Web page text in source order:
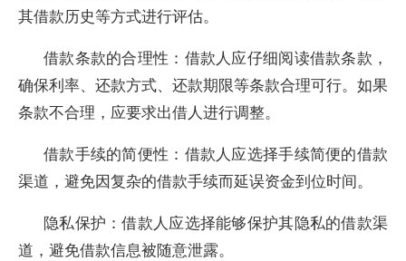
其借款历史等方式进行评估。
借款条款的合理性：借款人应仔细阅读借款条款，
确保利率、还款方式、还款期限等条款合理可行。如果
条款不合理，应要求出借人进行调整。
借款手续的简便性：借款人应选择手续简便的借款
渠道，避免因复杂的借款手续而延误资金到位时间。
隐私保护：借款人应选择能够保护其隐私的借款渠
道，避免借款信息被随意泄露。